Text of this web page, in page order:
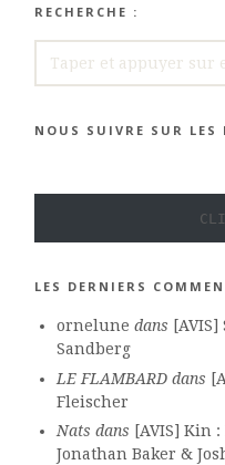
RECHERCHE :
NOUS SUIVRE SUR LES
LES DERNIERS
ornelune dans
Sandberg
LE FLAMBARDdans
Fleischer
Nats dans [AVIS] Kin
Jonathan Baker &